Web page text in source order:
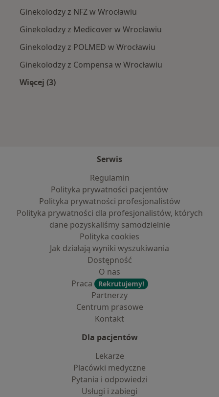
Ginekolodzy z NFZ w Wrocławiu
Ginekolodzy z Medicover w Wrocławiu
Ginekolodzy z POLMED w Wrocławiu
Ginekolodzy z Compensa w Wrocławiu
Więcej (3)
Serwis
Regulamin
Polityka prywatności pacjentów
Polityka prywatności profesjonalistów
Polityka prywatności dla profesjonalistów, których
dane pozyskaliśmy samodzielnie
Polityka cookies
Jak działają wyniki wyszukiwania
Dostępność
O nas
Praca
Rekrutujemy!
Partnerzy
Centrum prasowe
Kontakt
Dla pacjentów
Lekarze
Placówki medyczne
Pytania i odpowiedzi
Usługi i zabiegi